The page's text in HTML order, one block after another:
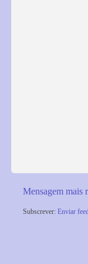
Mensagem mais
Subscrever: Enviar